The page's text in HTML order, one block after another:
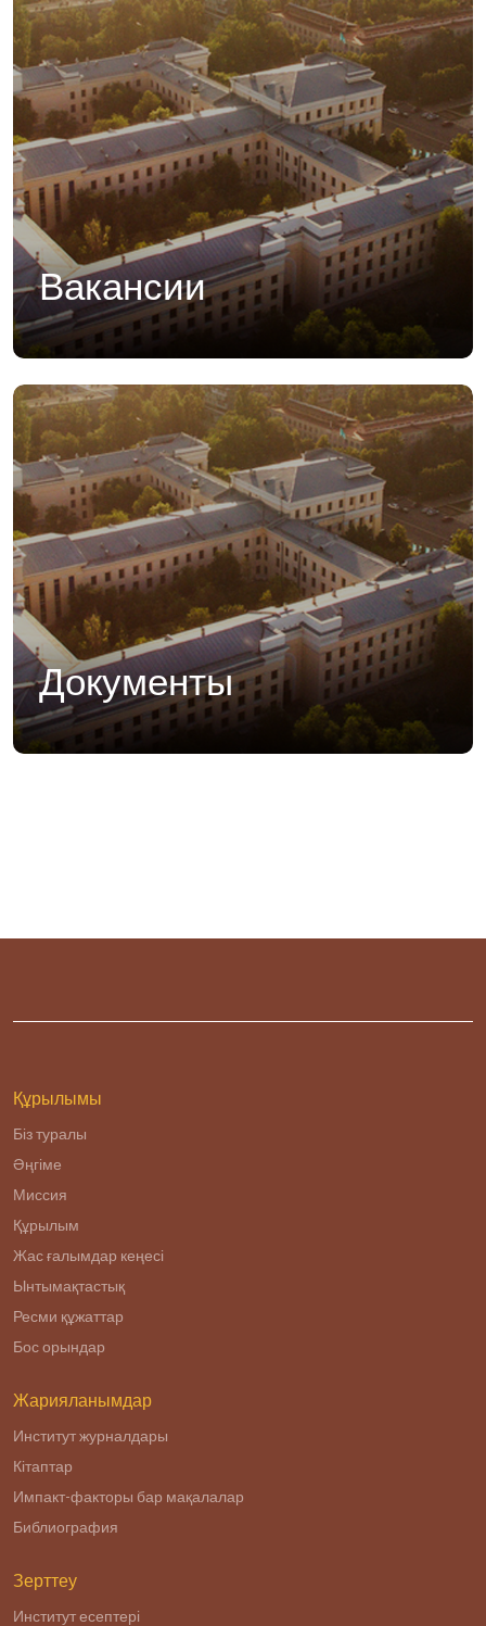
Вакансии
Документы
Құрылымы
Біз туралы
Әңгіме
Миссия
Құрылым
Жас ғалымдар кеңесі
Ынтымақтастық
Ресми құжаттар
Бос орындар
Жарияланымдар
Институт журналдары
Кітаптар
Импакт-факторы бар мақалалар
Библиография
Зерттеу
Институт есептері